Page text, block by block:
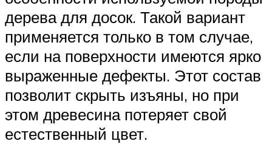
дерева для досок. Такой вариант
применяется только в том случае,
если на поверхности имеются ярко
выраженные дефекты. Этот состав
позволит скрыть изъяны, но при
этом древесина потеряет свой
естественный цвет.